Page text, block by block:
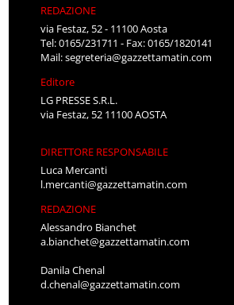
REDAZIONE
via Festaz, 52 - 11100 Aosta
Tel: 0165/231711 - Fax: 0165/1820141
Mail:segreteria@gazzettamatin.com
Editore
LG PRESSE S.R.L.
via Festaz, 52 11100 AOSTA
DIRETTORE RESPONSABILE
Luca Mercanti
l.mercanti@gazzettamatin.com
REDAZIONE
Alessandro Bianchet
a.bianchet@gazzettamatin.com
Danila Chenal
d.chenal@gazzettamatin.com